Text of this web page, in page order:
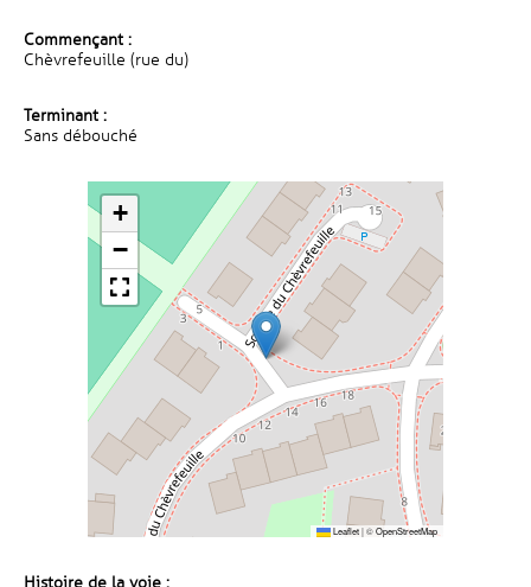
Commençant :
Chèvrefeuille (rue du)
Terminant :
Sans débouché
+
−
Leaflet|©OpenStreetMap
Histoire de la voie :